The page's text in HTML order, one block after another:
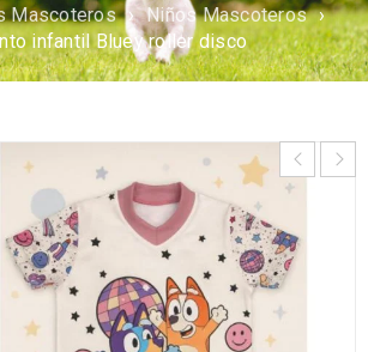
Mascoteros › Niños Mascoteros ›
infantil Bluey roller disco